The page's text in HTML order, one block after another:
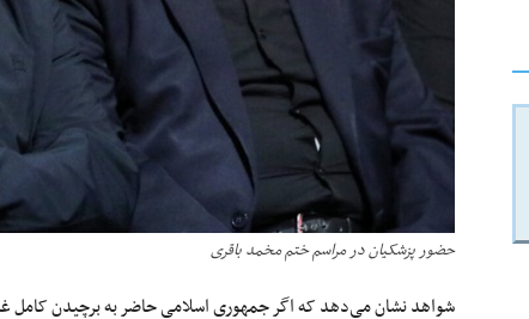
حضور پزشکیان در مراسم ختم مخمد باقری
شواهد نشان می‌دهد که اگر جمهوری اسلامی حاضر به برچیدن کامل